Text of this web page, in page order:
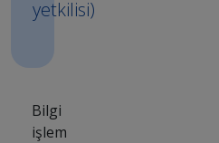
yetkilisi)
Bilgi
işlem